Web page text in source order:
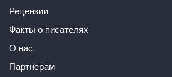
Рецензии
Факты о писателях
О нас
Партнерам